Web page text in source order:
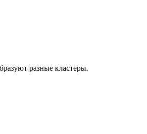
разные кластеры.